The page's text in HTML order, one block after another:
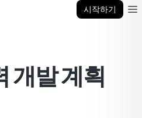
시작하기
개발 계획